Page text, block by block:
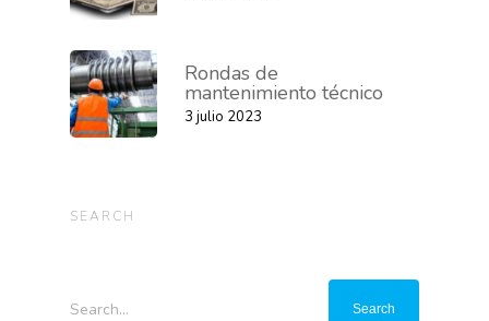
Rondas de
mantenimiento técnico
3 julio 2023
SEARCH
Search...